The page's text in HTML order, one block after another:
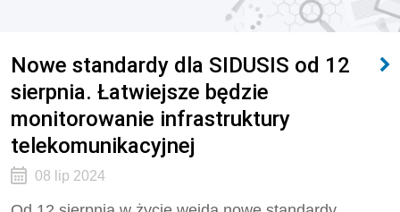
Nowe standardy dla SIDUSIS od 12
sierpnia. Łatwiejsze będzie
monitorowanie infrastruktury
telekomunikacyjnej
08 lip 2024